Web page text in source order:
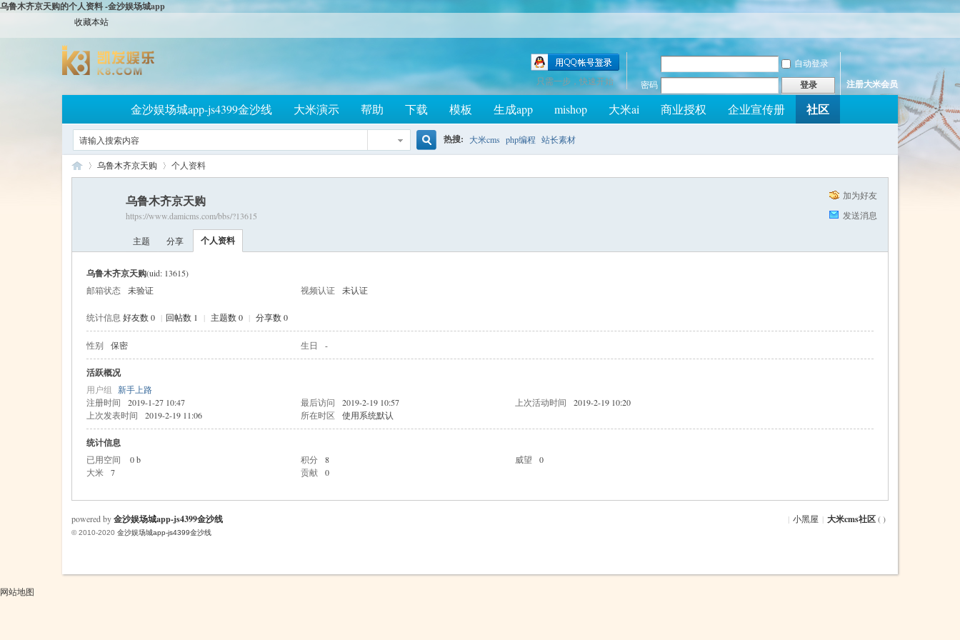
乌鲁木齐京天购的个人资料 -金沙娱场城app
收藏本站
自动登录
密码
登录 注册大米会员
只需一步，快速开始
金沙娱场城app-js4399金沙线 大米演示 帮助 下载 模板 生成app mishop 大米ai 商业授权 企业宣传册 社区
热搜: 大米cms php编程 站长素材
乌鲁木齐京天购 个人资料
加为好友
发送消息
乌鲁木齐京天购
https://www.damicms.com/bbs/?13615
主题 分享 个人资料
乌鲁木齐京天购(uid: 13615)
邮箱状态
未验证 视频认证 未认证
统计信息 好友数 0 | 回帖数 1 | 主题数 0 | 分享数 0
性别 保密 生日 -
活跃概况
用户组 新手上路
注册时间
2019-1-27 10:47 最后访问 2019-2-19 10:57 上次活动时间
2019-2-19 10:20
上次发表时间
2019-2-19 11:06 所在时区 使用系统默认
统计信息
已用空间 0 b 积分 8 威望
0
大米
7 贡献 0
| 小黑屋 | 大米cms社区( )
powered by金沙娱场城app-js4399金沙线
© 2010-2020 金沙娱场城app-js4399金沙线
网站地图